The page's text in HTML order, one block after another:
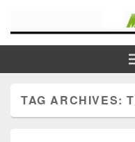
Τα καλύτερα Reviews ,
TAG ARCHIVES: